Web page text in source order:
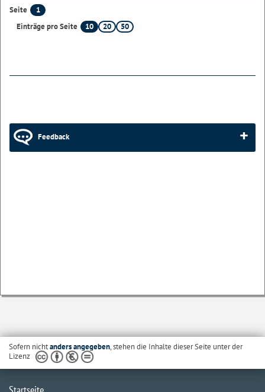
Seite
1
Einträge pro Seite
10 20 50
Feedback
Sofern nichtanders angegeben, stehen die Inhalte dieser Seite unter der
Lizenz